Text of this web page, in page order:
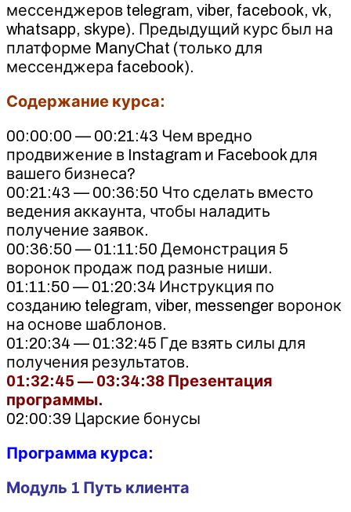
мессенджеров telegram, viber, facebook, vk,
whatsapp, skype). Предыдущий курс был на
платформе ManyChat (только для
мессенджера facebook).
Содержание курса:
00:00:00 — 00:21:43 Чем вредно
продвижение в Instagram и Facebook для
вашего бизнеса?
00:21:43 — 00:36:50 Что сделать вместо
ведения аккаунта, чтобы наладить
получение заявок.
00:36:50 — 01:11:50 Демонстрация 5
воронок продаж под разные ниши.
01:11:50 — 01:20:34 Инструкция по
созданию telegram, viber, messenger воронок
на основе шаблонов.
01:20:34 — 01:32:45 Где взять силы для
получения результатов.
01:32:45 — 03:34:38 Презентация
программы.
02:00:39 Царские бонусы
Программа курса:
Модуль 1 Путь клиента